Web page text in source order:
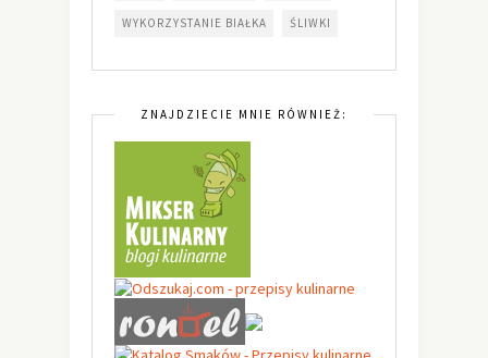
WYKORZYSTANIE BIAŁKA ŚLIWKI
ZNAJDZIECIE MNIE RÓWNIEŻ: